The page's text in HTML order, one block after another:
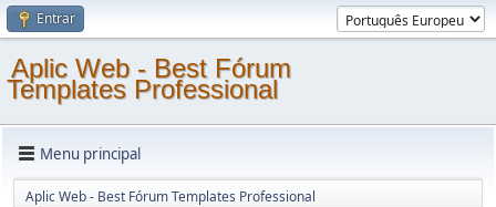
Entrar
Aplic Web - Best Fórum
Templates Professional
Menu principal
Aplic Web - Best Fórum Templates Professional